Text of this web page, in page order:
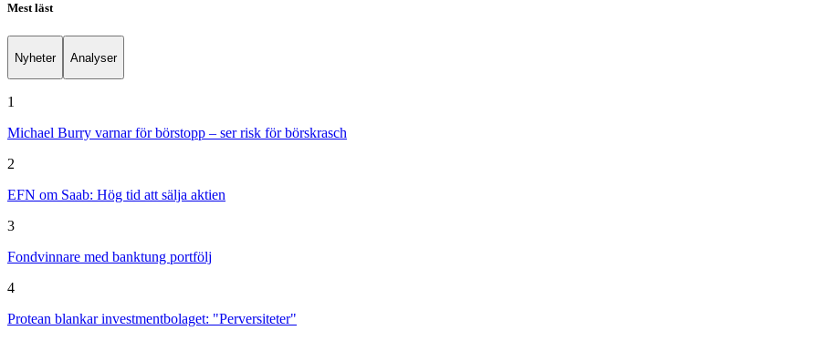
Mest läst
Nyheter Analyser
1
Michael Burry varnar för börstopp – ser risk för börskrasch
2
EFN om Saab: Hög tid att sälja aktien
3
Fondvinnare med banktung portfölj
4
Protean blankar investmentbolaget: "Perversiteter"